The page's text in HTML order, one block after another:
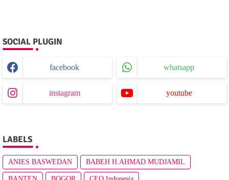
SOCIAL PLUGIN
facebook whatsapp
instagram youtube
LABELS
ANIES BASWEDAN BABEH H.AHMAD MUDJAMIL